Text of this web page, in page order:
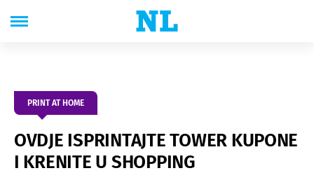
PRINT AT HOME
OVDJE ISPRINTAJTE TOWER KUPONE
I KRENITE U SHOPPING